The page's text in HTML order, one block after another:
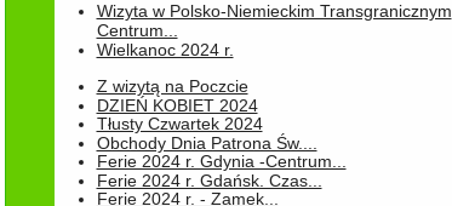
Wizyta w Polsko-Niemieckim Transgranicznym
Centrum...
Wielkanoc 2024 r.
Z wizytą na Poczcie
DZIEŃ KOBIET 2024
Tłusty Czwartek 2024
Obchody Dnia Patrona Św....
Ferie 2024 r. Gdynia -Centrum...
Ferie 2024 r. Gdańsk. Czas...
Ferie 2024 r. - Zamek...